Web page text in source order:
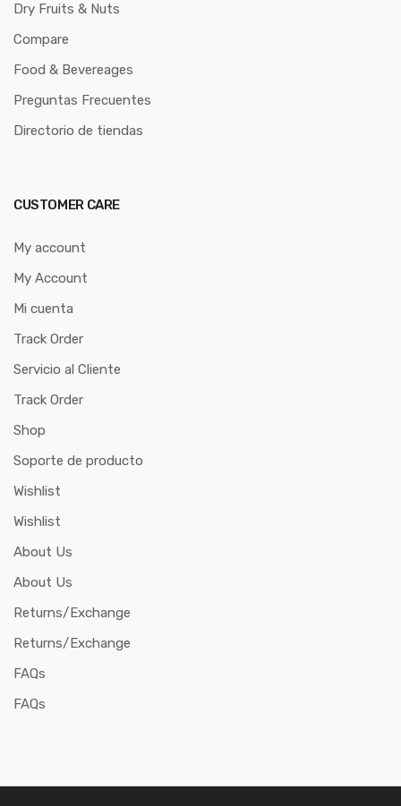
Dry Fruits & Nuts
Compare
Food & Bevereages
Preguntas Frecuentes
Directorio de tiendas
CUSTOMER CARE
My account
My Account
Mi cuenta
Track Order
Servicio al Cliente
Track Order
Shop
Soporte de producto
Wishlist
Wishlist
About Us
About Us
Returns/Exchange
Returns/Exchange
FAQs
FAQs